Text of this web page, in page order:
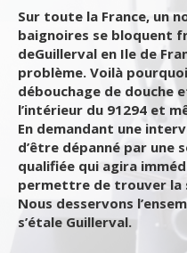
Sur toute la France, un
baignoires se bloquent
deGuillerval en Ile de
problème. Voilà
débouchage de douche
l’intérieur du 91294 et
En demandant une
d’être dépanné par une
qualifiée qui agira
permettre de trouver
Nous desservons
s’étale Guillerval.